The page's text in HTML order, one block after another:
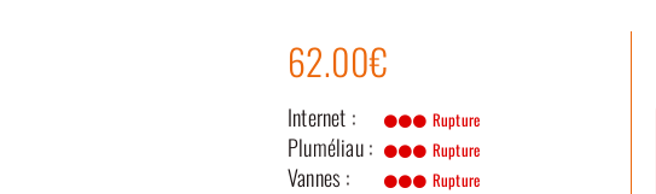
62.00€
Internet : Rupture
Pluméliau : Rupture
Vannes : Rupture